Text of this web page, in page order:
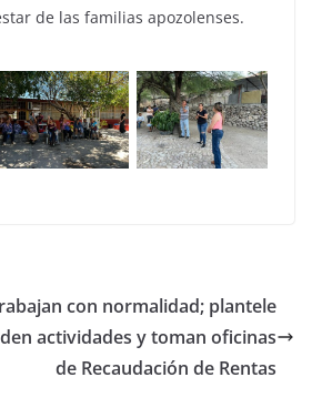
de las familias apozolenses.
con normalidad; plantele
actividades y toman oficinas
de Recaudación de Rentas